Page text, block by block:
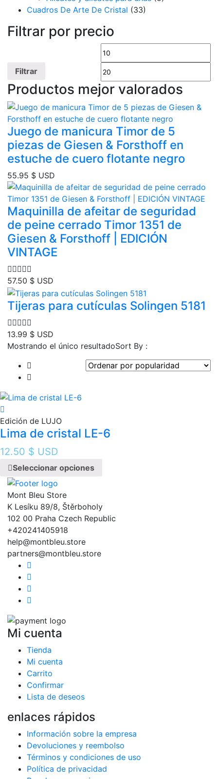
Cuadros De Arte De Cristal (33)
Filtrar por precio
Precio
Filtrar
Productos mejor valorados
Juego de manicura Timor de 5
piezas de Giesen & Forsthoff en
estuche de cuero flotante negro
55.95 $ USD
Maquinilla de afeitar de seguridad
de peine cerrado Timor 1351 de
Giesen & Forsthoff | EDICIÓN
VINTAGE
57.50 $ USD
Tijeras para cutículas Solingen 5181
13.99 $ USD
Mostrando el único resultadoSort By :
Edición de LUJO
Lima de cristal LE-6
12.50 $ USD
Seleccionar opciones
Mont Bleu Store
K Lesíku 89/8, Štěrboholy
102 00 Praha Czech Republic
+420241405918
help@montbleu.store
partners@montbleu.store
Mi cuenta
Tienda
Mi cuenta
Carrito
Confirmar
Lista de deseos
enlaces rápidos
Información sobre la empresa
Devoluciones y reembolso
Términos y condiciones de uso
Política de privacidad